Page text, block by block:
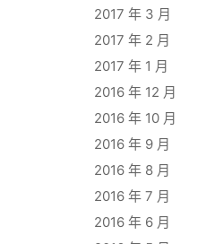
2017 年 3 月
2017 年 2 月
2017 年 1 月
2016 年 12 月
2016 年 10 月
2016 年 9 月
2016 年 8 月
2016 年 7 月
2016 年 6 月